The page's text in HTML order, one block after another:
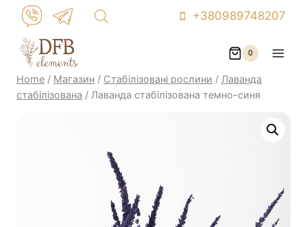
Skip
content
+380989748207
0
Home / Магазин / Стабілізовані рослини / Лаванда
стабілізована / Лаванда стабілізована темно-синя